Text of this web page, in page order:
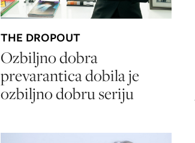
THE DROPOUT
Ozbiljno dobra
prevarantica dobila je
ozbiljno dobru seriju